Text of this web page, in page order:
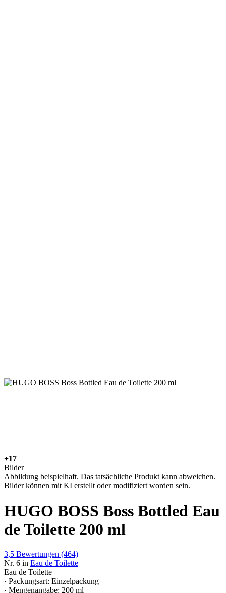
+17
Bilder
Abbildung beispielhaft. Das tatsächliche Produkt kann abweichen.
Bilder können mit KI erstellt oder modifiziert worden sein.
HUGO BOSS Boss Bottled Eau
de Toilette 200 ml
3,5 Bewertungen (464)
Nr. 6 in Eau de Toilette
Eau de Toilette
· Packungsart: Einzelpackung
· Mengenangabe: 200 ml